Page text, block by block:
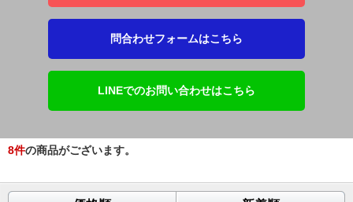
問合わせフォームはこちら
LINEでのお問い合わせはこちら
8件の商品がございます。